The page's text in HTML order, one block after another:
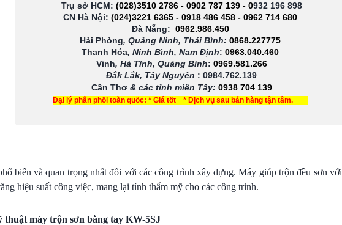
Trụ sở HCM: (028)3510 2786 - 0902 787 139- 0932 196 898
CN Hà Nội: (024)3221 6365 - 0918 486 458 - 0962 714 680
Đà Nẵng: 0962.986.450
Hải Phòng, Quảng Ninh, Thái Bình: 0868.227775
Thanh Hóa, Ninh Bình, Nam Định: 0963.040.460
Vinh, Hà Tĩnh, Quảng Bình: 0969.581.266
Đắk Lắk, Tây Nguyên : 0984.762.139
Cần Thơ & các tỉnh miền Tây: 0938 704 139
Đại lý phân phối toàn quốc: * Giá tốt * Dịch vụ sau bán hàng tận tâm.
biến và quan trọng nhất đối với các công trình xây dựng. Máy giúp trộn đều sơn với
hiệu suất công việc, mang lại tính thẩm mỹ cho các công trình.
thuật máy trộn sơn bằng tay KW-5SJ